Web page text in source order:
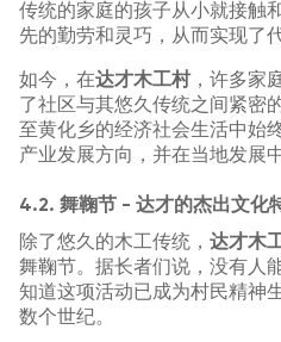
传统的家庭的孩子从小就接触
先的勤劳和灵巧，从而实现了
如今，在达才木工村，许多家
了社区与其悠久传统之间紧密
至黄化乡的经济社会生活中始
产业发展方向，并在当地发展
4.2. 舞鞠节 - 达才的杰出文化
除了悠久的木工传统， 达才木
舞鞠节。据长者们说，没有人
知道这项活动已成为村民精神
数个世纪。